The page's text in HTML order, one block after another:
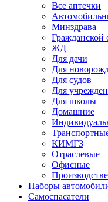
Все аптечки
Минздрава
ЖД
Для дачи
Для
Для судов
Для
Для школы
Домашние
КИМГЗ
Отраслевые
Офисные
Наборы
Самоспасатели